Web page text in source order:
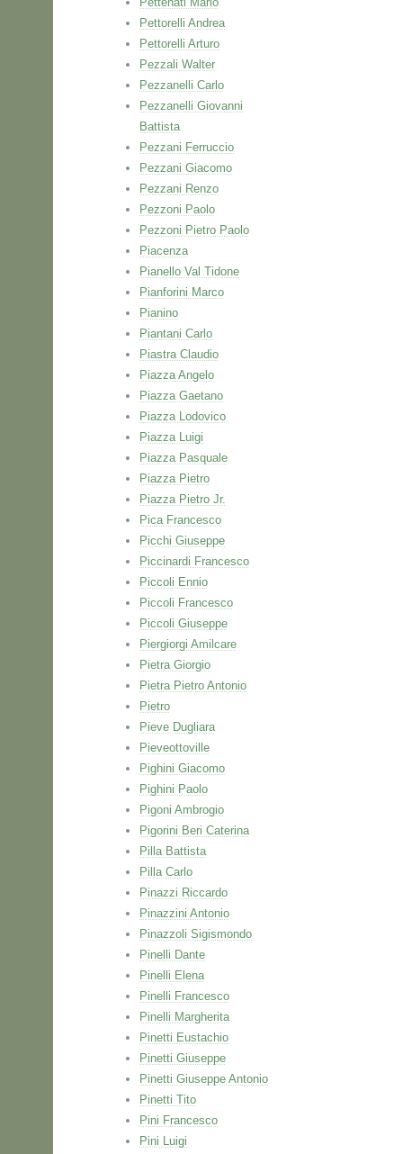
Pettorelli Andrea
Pettorelli Arturo
Pezzali Walter
Pezzanelli Carlo
Pezzanelli Giovanni
Battista
Pezzani Ferruccio
Pezzani Giacomo
Pezzani Renzo
Pezzoni Paolo
Pezzoni Pietro Paolo
Piacenza
Pianello Val Tidone
Pianforini Marco
Pianino
Piantani Carlo
Piastra Claudio
Piazza Angelo
Piazza Gaetano
Piazza Lodovico
Piazza Luigi
Piazza Pasquale
Piazza Pietro
Piazza Pietro Jr.
Pica Francesco
Picchi Giuseppe
Piccinardi Francesco
Piccoli Ennio
Piccoli Francesco
Piccoli Giuseppe
Piergiorgi Amilcare
Pietra Giorgio
Pietra Pietro Antonio
Pietro
Pieve Dugliara
Pieveottoville
Pighini Giacomo
Pighini Paolo
Pigoni Ambrogio
Pigorini Beri Caterina
Pilla Battista
Pilla Carlo
Pinazzi Riccardo
Pinazzini Antonio
Pinazzoli Sigismondo
Pinelli Dante
Pinelli Elena
Pinelli Francesco
Pinelli Margherita
Pinetti Eustachio
Pinetti Giuseppe
Pinetti Giuseppe Antonio
Pinetti Tito
Pini Francesco
Pini Luigi